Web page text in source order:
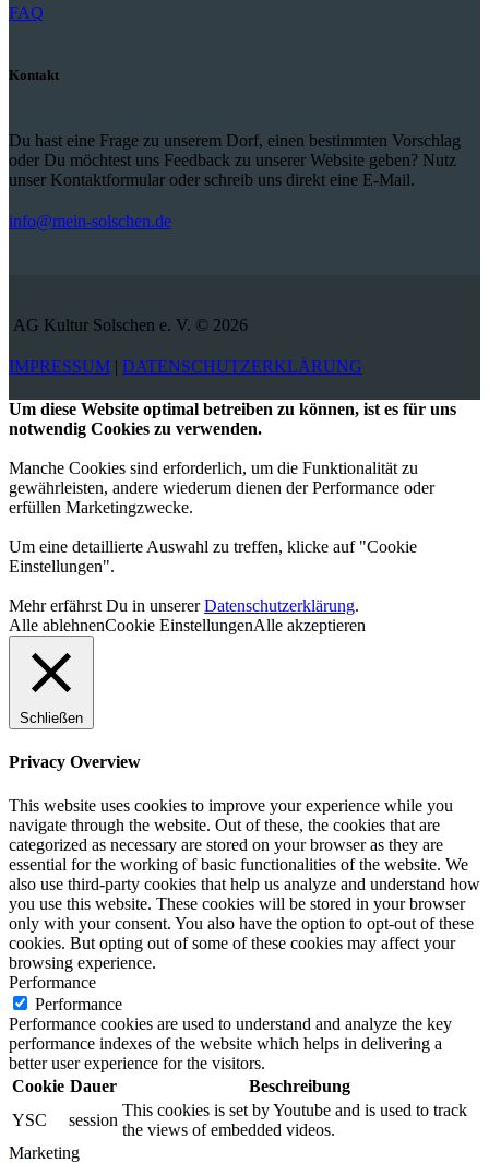
FAQ
Kontakt
Du hast eine Frage zu unserem Dorf, einen bestimmten Vorschlag
oder Du möchtest uns Feedback zu unserer Website geben? Nutz
unser Kontaktformular oder schreib uns direkt eine E-Mail.
info@mein-solschen.de
AG Kultur Solschen e. V. © 2026
IMPRESSUM | DATENSCHUTZERKLÄRUNG
Um diese Website optimal betreiben zu können, ist es für uns
notwendig Cookies zu verwenden.
Manche Cookies sind erforderlich, um die Funktionalität zu
gewährleisten, andere wiederum dienen der Performance oder
erfüllen Marketingzwecke.
Um eine detaillierte Auswahl zu treffen, klicke auf "Cookie
Einstellungen".
Mehr erfährst Du in unsererDatenschutzerklärung.
Alle ablehnenCookie EinstellungenAlle akzeptieren
Schließen
Privacy Overview
This website uses cookies to improve your experience while you
navigate through the website. Out of these, the cookies that are
categorized as necessary are stored on your browser as they are
essential for the working of basic functionalities of the website. We
also use third-party cookies that help us analyze and understand how
you use this website. These cookies will be stored in your browser
only with your consent. You also have the option to opt-out of these
cookies. But opting out of some of these cookies may affect your
browsing experience.
Performance
Performance
Performance cookies are used to understand and analyze the key
performance indexes of the website which helps in delivering a
better user experience for the visitors.
Cookie Dauer
Beschreibung
YSC
session
This cookies is set by Youtube and is used to track
the views of embedded videos.
Marketing